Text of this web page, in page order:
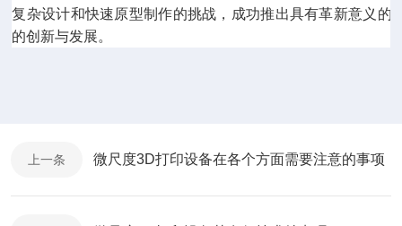
复杂设计和快速原型制作的挑战，成功推出具有革新意义的
的创新与发展。
上一条 微尺度3D打印设备在各个方面需要注意的事项